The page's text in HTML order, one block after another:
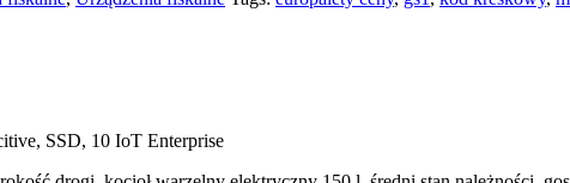
SSD, 10 IoT Enterprise